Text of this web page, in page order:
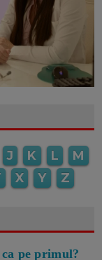
J K L
M
X Y Z
pe primul?